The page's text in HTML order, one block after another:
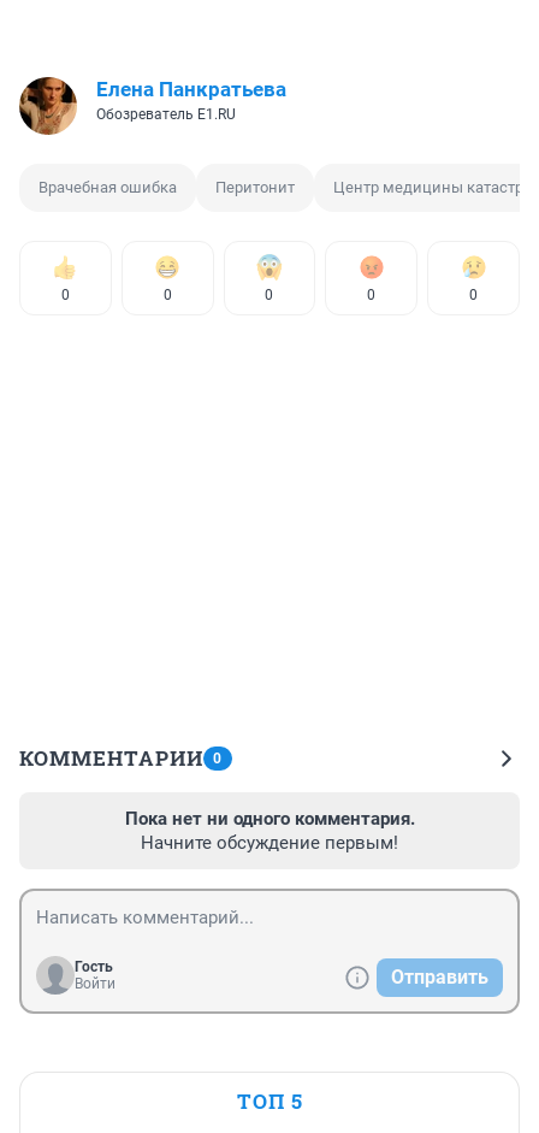
Елена Панкратьева
Обозреватель E1.RU
Врачебная ошибка Перитонит Центр медицины
0 0 0 0 0
КОММЕНТАРИИ 0
Пока нет ни одного комментария.
Начните обсуждение первым!
Гость
Войти
Отправить
ТОП 5